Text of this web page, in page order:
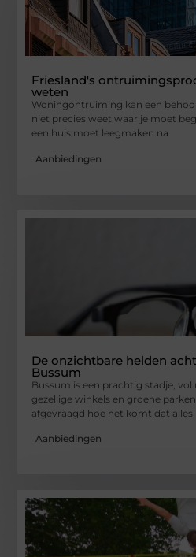
Friesland's
weten
Woningontruiming kan een
niet precies weet waar je moet
een huis moet leegmaken na
Aanbiedingen
De onzichtbare helden
Bussum
Bussum is een prachtig stadje,
gezellige winkels en groene
afgevraagd hoe het komt dat alles
Aanbiedingen